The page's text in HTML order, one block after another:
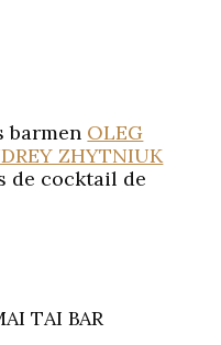
barmen OLEG
ZHYTNIUK
de cocktail de
TAI BAR